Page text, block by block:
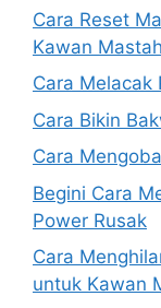
Cara Reset
Kawan Mastah
Cara Melacak
Cara Bikin
Cara
Begini Cara
Power Rusak
Cara
untuk Kawan